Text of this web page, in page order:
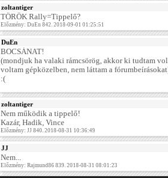
zoltantiger
TÖRÖK Rally=Tippelő?
Előzmény: DuEn 842. 2018-09-01 01:25:51
DuEn
BOCSÁNAT!
(mondjuk ha valaki rámcsörög, akkor ki tudtam
voltam gépközelben, nem láttam a
:(
zoltantiger
Nem működik a tippelő!
Kazár, Hadik, Vince
Előzmény: JJ 840. 2018-08-31 10:36:49
JJ
Nem...
Előzmény: Rajmund86 839. 2018-08-31 08:01:23